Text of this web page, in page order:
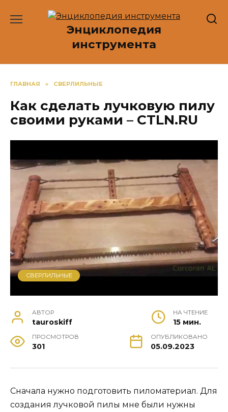
Энциклопедия
инструмента
ГЛАВНАЯ » СВЕРЛИЛЬНЫЕ
Как сделать лучковую пилу
своими руками – CTLN.RU
СВЕРЛИЛЬНЫЕ
АВТОР
tauroskiff
НА ЧТЕНИЕ
15 мин.
ПРОСМОТРОВ
301
ОПУБЛИКОВАНО
05.09.2023
Сначала нужно подготовить пиломатериал. Для
создания лучковой пилы мне были нужны